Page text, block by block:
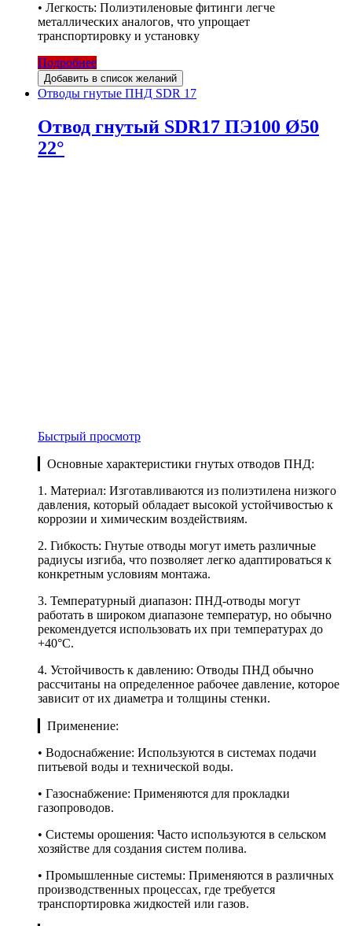
• Легкость: Полиэтиленовые фитинги легче
металлических аналогов, что упрощает
транспортировку и установку
Подробнее
Добавить в список желаний
Отводы гнутые ПНД SDR 17
Отвод гнутый SDR17 ПЭ100 Ø50
22°
Быстрый просмотр
▎Основные характеристики гнутых отводов ПНД:
1. Материал: Изготавливаются из полиэтилена низкого
давления, который обладает высокой устойчивостью к
коррозии и химическим воздействиям.
2. Гибкость: Гнутые отводы могут иметь различные
радиусы изгиба, что позволяет легко адаптироваться к
конкретным условиям монтажа.
3. Температурный диапазон: ПНД-отводы могут
работать в широком диапазоне температур, но обычно
рекомендуется использовать их при температурах до
+40°C.
4. Устойчивость к давлению: Отводы ПНД обычно
рассчитаны на определенное рабочее давление, которое
зависит от их диаметра и толщины стенки.
▎Применение:
• Водоснабжение: Используются в системах подачи
питьевой воды и технической воды.
• Газоснабжение: Применяются для прокладки
газопроводов.
• Системы орошения: Часто используются в сельском
хозяйстве для создания систем полива.
• Промышленные системы: Применяются в различных
производственных процессах, где требуется
транспортировка жидкостей или газов.